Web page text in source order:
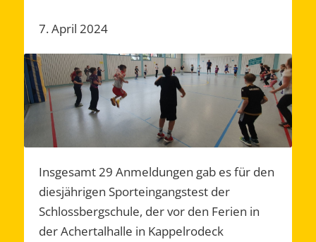
7. April 2024
Insgesamt 29 Anmeldungen gab es für den
diesjährigen Sporteingangstest der
Schlossbergschule, der vor den Ferien in
der Achertalhalle in Kappelrodeck